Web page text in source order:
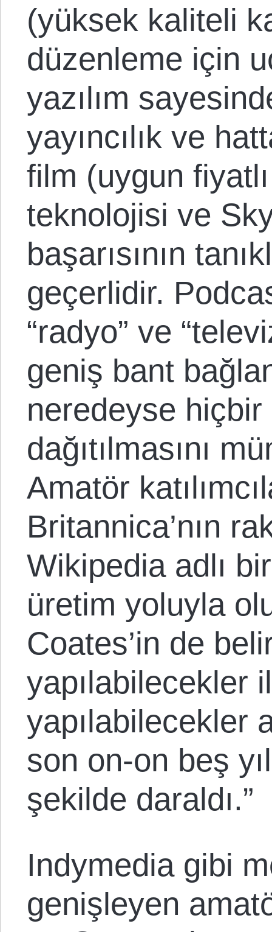
(yüksek kaliteli
düzenleme için
yazılım
yayıncılık ve
film (uygun
teknolojisi ve
başarısının
geçerlidir.
“radyo” ve
geniş bant
neredeyse
dağıtılmasını
Amatör
Britannica’nın
Wikipedia adlı
üretim yoluyla
Coates’in de
yapılabilecekler
yapılabilecekler
son on-on beş
şekilde daraldı.”
Indymedia gibi
genişleyen